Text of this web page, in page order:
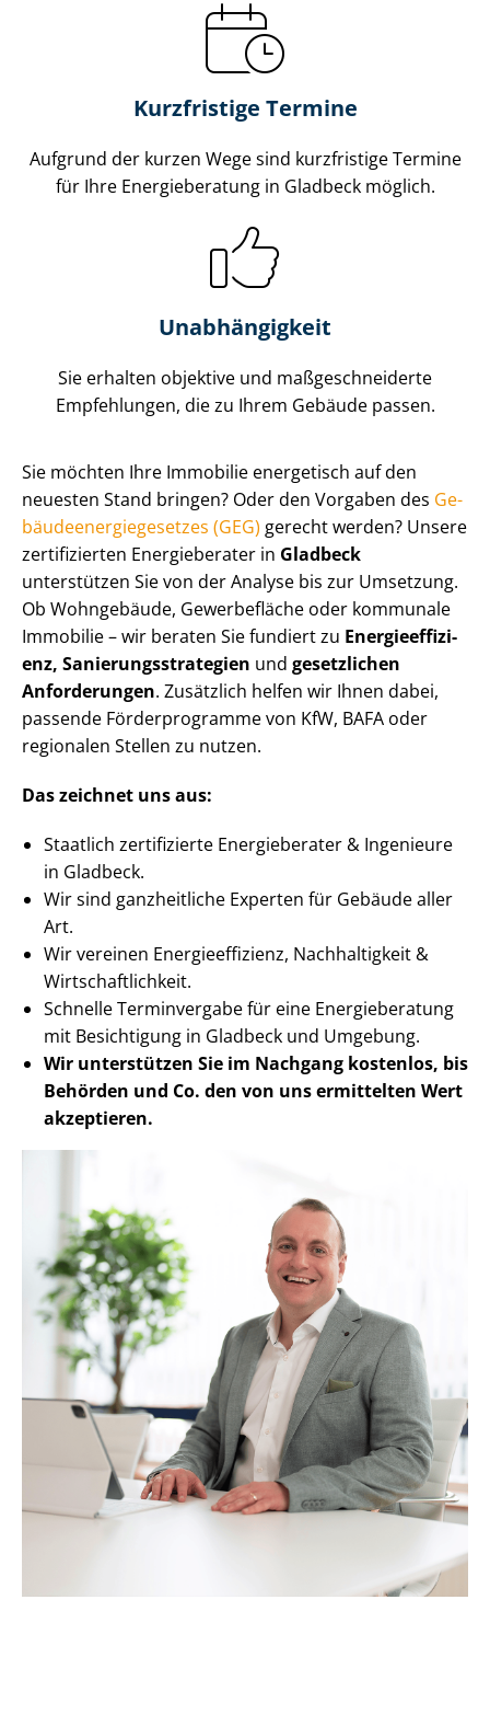
Kurzfristige Termine
Aufgrund der kurzen Wege sind kurzfristige Termine
für Ihre Energieberatung in Gladbeck möglich.
Unabhängigkeit
Sie erhalten objektive und maß­ge­schnei­der­te
Empfehlungen, die zu Ihrem Gebäude passen.
Sie möchten Ihre Immobilie energetisch auf den
neuesten Stand bringen? Oder den Vorgaben des Ge­
bäu­de­en­er­gie­ge­set­zes (GEG) gerecht werden? Unsere
zertifizierten Energieberater in Gladbeck
unterstützen Sie von der Analyse bis zur Umsetzung.
Ob Wohngebäude, Gewerbefläche oder kommunale
Immobilie – wir beraten Sie fundiert zu En­er­gie­ef­fi­zi­
enz, Sa­nie­rungs­stra­te­gien und gesetzlichen
Anforderungen. Zusätzlich helfen wir Ihnen dabei,
passende Förderprogramme von KfW, BAFA oder
regionalen Stellen zu nutzen.
Das zeichnet uns aus:
Staatlich zertifizierte Energieberater & Ingenieure
in Gladbeck.
Wir sind ganzheitliche Experten für Gebäude aller
Art.
Wir vereinen En­er­gie­ef­fi­zi­enz, Nachhaltigkeit &
Wirt­schaft­lich­keit.
Schnelle Terminvergabe für eine Energieberatung
mit Besichtigung in Gladbeck und Umgebung.
Wir unterstützen Sie im Nachgang kostenlos, bis
Behörden und Co. den von uns ermittelten Wert
akzeptieren.